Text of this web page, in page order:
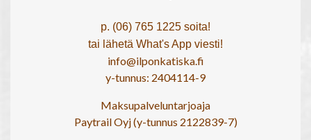
p. (06) 765 1225 soita!
tai lähetä What's App viesti!
info@ilponkatiska.fi
y-tunnus: 2404114-9
Maksupalveluntarjoaja
Paytrail Oyj (y-tunnus 2122839-7)